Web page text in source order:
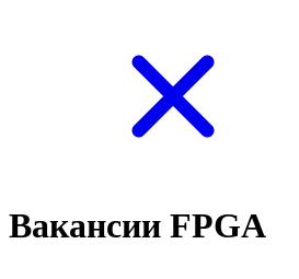
Вакансии FPGA